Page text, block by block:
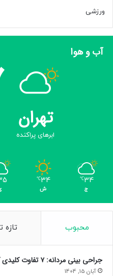
ورزشی
آب و هوا
تهران
ابرهای پراکنده
34
℃
ج
34
℃
ش
محبوب تازه
جراحی بینی مردانه: ۷ تفاوت کلیدی که بینی شما را “زنانه” نمی‌کند!
آبان 15, 1404